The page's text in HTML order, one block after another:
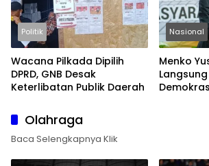
Politik
Wacana Pilkada Dipilih
DPRD, GNB Desak
Keterlibatan Publik Daerah
Nasional
Menko
Olahraga
Baca Selengkapnya Klik